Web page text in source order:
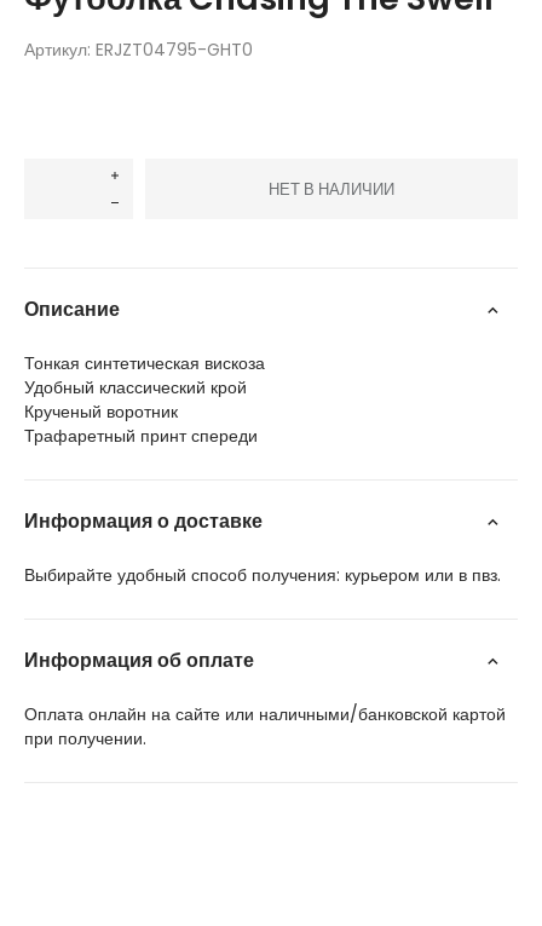
Артикул: ERJZT04795-GHT0
НЕТ В НАЛИЧИИ
Описание
Тонкая синтетическая вискоза
Удобный классический крой
Крученый воротник
Трафаретный принт спереди
Информация о доставке
Выбирайте удобный способ получения: курьером или в пвз.
Информация об оплате
Оплата онлайн на сайте или наличными/банковской картой
при получении.